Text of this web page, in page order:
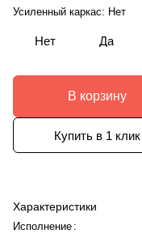
Усиленный каркас: Нет
Нет Да
В корзину
Купить в 1 клик
Характеристики
Исполнение :